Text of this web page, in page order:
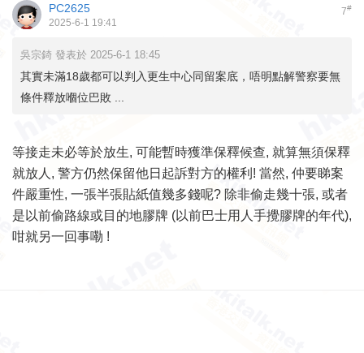
7#
PC2625
2025-6-1 19:41
吳宗錡 發表於 2025-6-1 18:45
其實未滿18歲都可以判入更生中心同留案底，唔明點解警察要無
條件釋放嗰位巴敗 ...
等接走未必等於放生, 可能暫時獲準保釋候查, 就算無須保釋
就放人, 警方仍然保留他日起訴對方的權利! 當然, 仲要睇案
件嚴重性, 一張半張貼紙值幾多錢呢? 除非偷走幾十張, 或者
是以前偷路線或目的地膠牌 (以前巴士用人手攪膠牌的年代),
咁就另一回事嘞 !